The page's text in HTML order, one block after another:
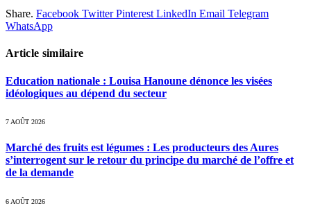
Share. Facebook Twitter Pinterest LinkedIn Email Telegram
WhatsApp
Article similaire
Education nationale : Louisa Hanoune dénonce les visées
idéologiques au dépend du secteur
7 AOÛT 2026
Marché des fruits est légumes : Les producteurs des Aures
s’interrogent sur le retour du principe du marché de l’offre et
de la demande
6 AOÛT 2026